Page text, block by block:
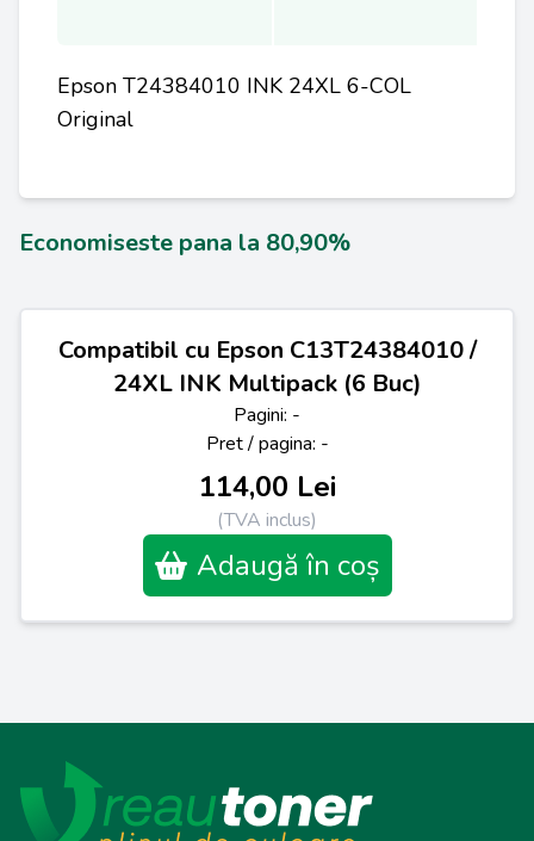
Epson T24384010 INK 24XL 6-COL
Original
Economiseste pana la 80,90%
Compatibil cu Epson C13T24384010 /
24XL INK Multipack (6 Buc)
Pagini: -
Pret / pagina: -
114,00 Lei
(TVA inclus)
Adaugă în coș